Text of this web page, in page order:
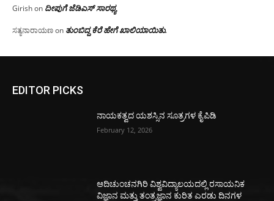
Girishon ದೀಪುಗೆ ಜೆಡಿಎಸ್ ಸಾರಥ್ಯ
ಸತ್ಯನಾರಾಯಣon ತುಂಬಿದ್ದ ಕೆರೆ ಹೇಗೆ ಖಾಲಿಯಾಯಿತು.
EDITOR PICKS
ನಾಯಕತ್ವದ ಯಶಸ್ಸಿನ ಸೂತ್ರಗಳ ಕೈಪಿಡಿ
February 12, 2026
ಆದಿಚುಂಚನಗಿರಿ ವಿಶ್ವವಿದ್ಯಾಲಯದಲ್ಲಿ ರಸಾಯನಿಕ
ವಿಜ್ಞಾನ ಮತ್ತು ತಂತ್ರಜ್ಞಾನ ಕುರಿತ ಎರಡು ದಿನಗಳ